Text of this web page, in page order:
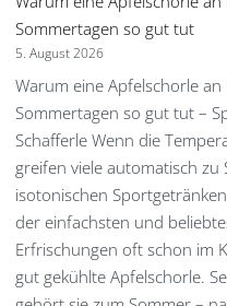
Sommertagen so gut tut
5. August 2026
Warum eine Apfelschorle an
Sommertagen so gut tut –
Schafferle Wenn die
greifen viele automatisch
isotonischen
der einfachsten und
Erfrischungen oft schon im
gut gekühlte Apfelschorle.